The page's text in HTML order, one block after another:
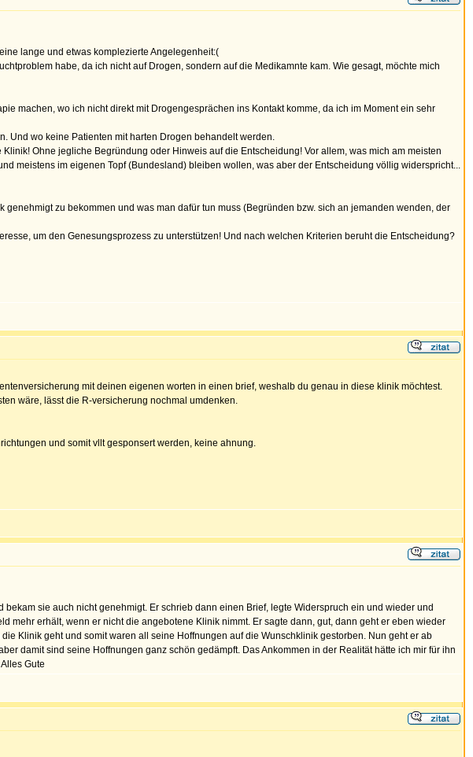
lange und etwas komplezierte Angelegenheit:(
habe, da ich nicht auf Drogen, sondern auf die Medikamnte kam. Wie gesagt, möchte mich
machen, wo ich nicht direkt mit Drogengesprächen ins Kontakt komme, da ich im Moment ein sehr
Und wo keine Patienten mit harten Drogen behandelt werden.
Ohne jegliche Begründung oder Hinweis auf die Entscheidung! Vor allem, was mich am meisten
meistens im eigenen Topf (Bundesland) bleiben wollen, was aber der Entscheidung völlig widerspricht...
zu bekommen und was man dafür tun muss (Begründen bzw. sich an jemanden wenden, der
um den Genesungsprozess zu unterstützen! Und nach welchen Kriterien beruht die Entscheidung?
mit deinen eigenen worten in einen brief, weshalb du genau in diese klinik möchtest.
wäre, lässt die R-versicherung nochmal umdenken.
und somit vllt gesponsert werden, keine ahnung.
sie auch nicht genehmigt. Er schrieb dann einen Brief, legte Widerspruch ein und wieder und
mehr erhält, wenn er nicht die angebotene Klinik nimmt. Er sagte dann, gut, dann geht er eben wieder
Klinik geht und somit waren all seine Hoffnungen auf die Wunschklinik gestorben. Nun geht er ab
damit sind seine Hoffnungen ganz schön gedämpft. Das Ankommen in der Realität hätte ich mir für ihn
Gute